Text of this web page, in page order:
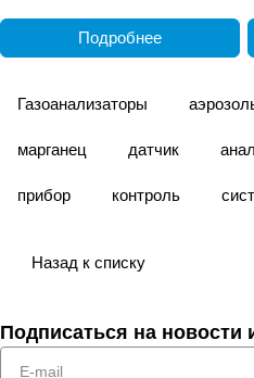
Подробнее
Газоанализаторы
марганец датчик
прибор контроль
Назад к списку
Подписаться на новости